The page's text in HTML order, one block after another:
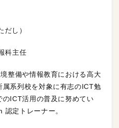
し）
科主任
整備や情報教育における高大
系列校を対象に有志のICT勉
ICT活用の普及に努めてい
定トレーナー。